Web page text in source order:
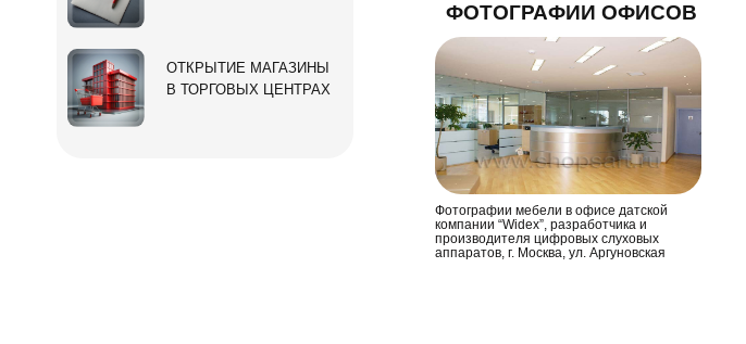
ФОТОГРАФИИ ОФИСОВ
Фотографии мебели в офисе датской
компании “Widex”, разработчика и
производителя цифровых слуховых
аппаратов, г. Москва, ул. Аргуновская
ОТКРЫТИЕ МАГАЗИНЫ
В ТОРГОВЫХ ЦЕНТРАХ